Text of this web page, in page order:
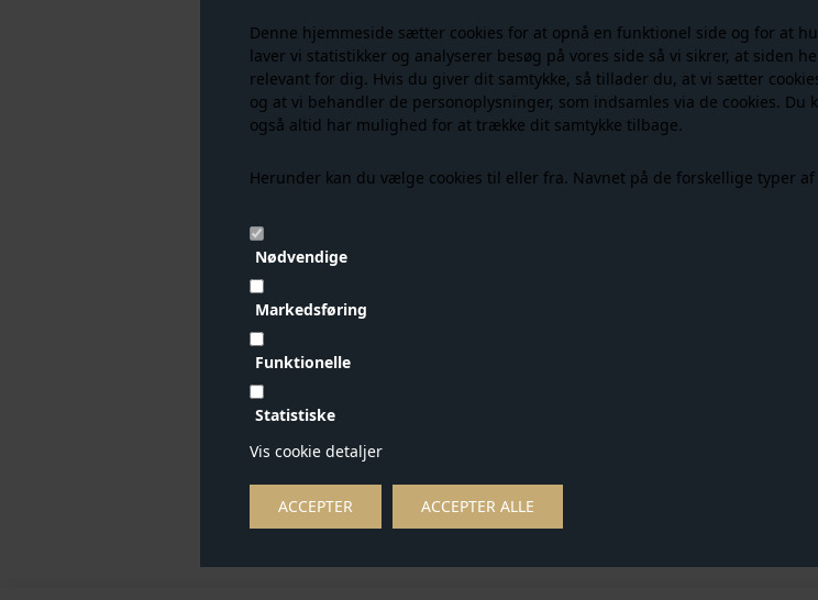
Denne hjemmeside sætter cookies for at opnå en funktionel side og for at
laver vi statistikker og analyserer besøg på vores side så vi sikrer, at siden
relevant for dig. Hvis du giver dit samtykke, så tillader du, at vi sætter
og at vi behandler de personoplysninger, som indsamles via de cookies. Du
også altid har mulighed for at trække dit samtykke tilbage.
Herunder kan du vælge cookies til eller fra. Navnet på de forskellige typer
Nødvendige
Markedsføring
Funktionelle
Statistiske
Vis cookie detaljer